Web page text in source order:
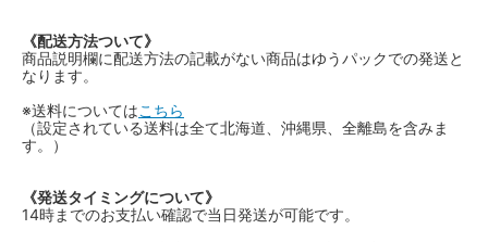
《配送方法ついて》
商品説明欄に配送方法の記載がない商品はゆうパックでの発送と
なります。
※送料についてはこちら
（設定されている送料は全て北海道、沖縄県、全離島を含みま
す。）
《発送タイミングについて》
14時までのお支払い確認で当日発送が可能です。